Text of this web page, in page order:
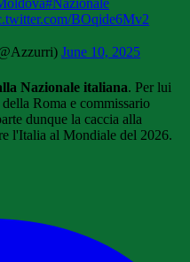
#Nazionale
BOqide6Mv2
June 10, 2025
Nazionale italiana. Per lui
Roma e commissario
dunque la caccia alla
l'Italia al Mondiale del 2026.